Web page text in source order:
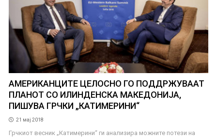
АМЕРИКАНЦИТЕ ЦЕЛОСНО ГО ПОДДРЖУВААТ
ПЛАНОТ СО ИЛИНДЕНСКА МАКЕДОНИЈА,
ПИШУВА ГРЧКИ „КАТИМЕРИНИ“
21 мај 2018
Грчкиот весник „Катимерини“ ги анализира можните потези на